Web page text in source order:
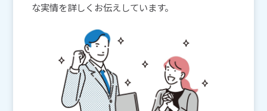
な実情を詳しくお伝えしています。